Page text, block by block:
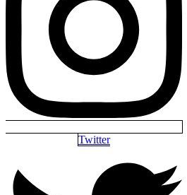
Twitter